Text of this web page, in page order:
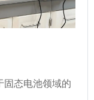
固态电池领域的